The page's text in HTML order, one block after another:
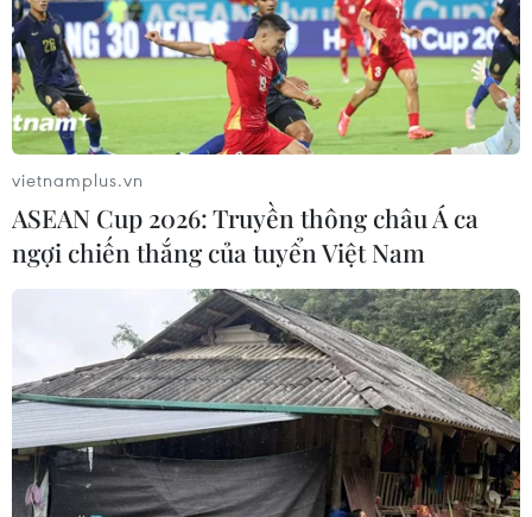
TIN CÙNG CHUYÊN MỤC
Chuyên gia Australia: Quan hệ Việt
Nam-Australia có độ tin cậy chính trị
cao
vietnamplus.vn
ASEAN Cup 2026: Truyền thông châu Á ca
ngợi chiến thắng của tuyển Việt Nam